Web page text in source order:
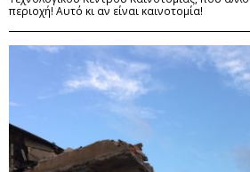
περιοχή! Αυτό κι αν είναι καινοτομία!